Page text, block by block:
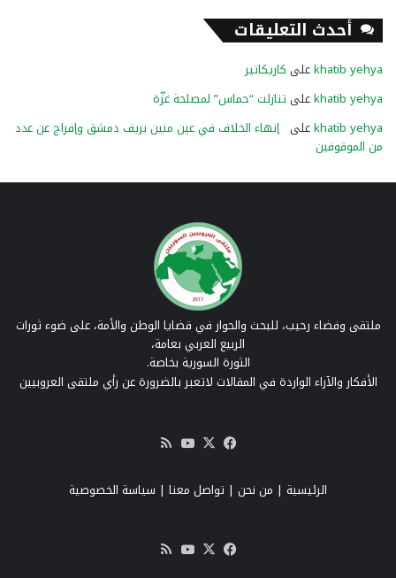
أحدث التعليقات
khatib yehyaعلى كاريكاتير
khatib yehyaعلى تنازلت “حماس” لمصلحة غزّة
khatib yehyaعلى إنهاء الخلاف في عين منين بريف دمشق وإفراج عن عدد
من الموقوفين
ملتقى وفضاء رحيب، للبحث والحوار في قضايا الوطن والأمة، على ضوء ثورات
الربيع العربي بعامة،
الثورة السورية بخاصة.
الأفكار والآراء الواردة في المقالات لاتعبر بالضرورة عن رأي ملتقى العروبيين
فيسبوك
‫X
‫YouTube
RSS
الرئيسية | من نحن | تواصل معنا | سياسة الخصوصية
فيسبوك
‫X
‫YouTube